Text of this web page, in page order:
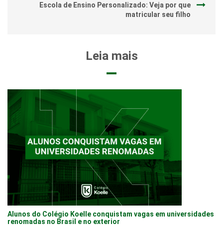
Escola de Ensino Personalizado: Veja por que
matricular seu filho
Leia mais
Alunos do Colégio Koelle conquistam vagas em universidades
renomadas no Brasil e no exterior